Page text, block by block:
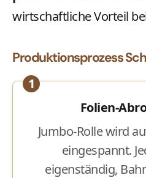
wirtschaftliche Vorteil
Produktionsprozess
1
Folien-
Jumbo-Rolle wird
eingespannt.
eigenständig,